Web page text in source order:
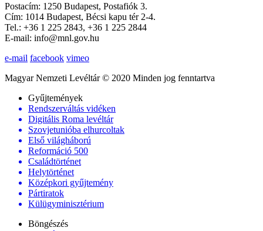
Postacím: 1250 Budapest, Postafiók 3.
Cím: 1014 Budapest, Bécsi kapu tér 2-4.
Tel.: +36 1 225 2843, +36 1 225 2844
E-mail: info@mnl.gov.hu
e-mail facebook vimeo
Magyar Nemzeti Levéltár © 2020 Minden jog fenntartva
Gyűjtemények
Rendszerváltás vidéken
Digitális Roma levéltár
Szovjetunióba elhurcoltak
Első világháború
Reformáció 500
Családtörténet
Helytörténet
Középkori gyűjtemény
Pártiratok
Külügyminisztérium
Böngészés